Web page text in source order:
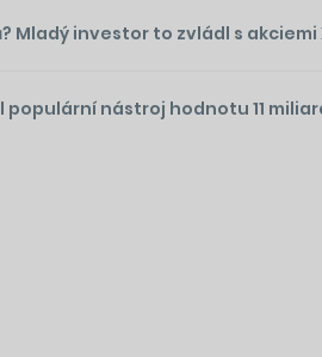
Mladý investor to zvládl s
nástroj hodnotu 11